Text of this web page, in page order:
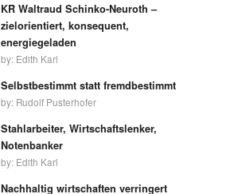
KR Waltraud Schinko-Neuroth –
zielorientiert, konsequent,
energiegeladen
by: Edith Karl
Selbstbestimmt statt fremdbestimmt
by: Rudolf Pusterhofer
Stahlarbeiter, Wirtschaftslenker,
Notenbanker
by: Edith Karl
Nachhaltig wirtschaften verringert